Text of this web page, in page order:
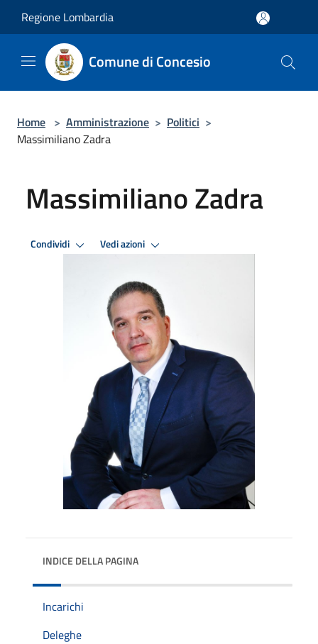
Regione Lombardia
Comune di Concesio
Home > Amministrazione > Politici >
Massimiliano Zadra
Massimiliano Zadra
Condividi Vedi azioni
INDICE DELLA PAGINA
Incarichi
Deleghe